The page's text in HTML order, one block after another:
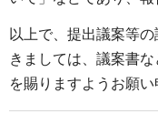
以上で、提出議案等
きましては、議案書
を賜りますようお願い